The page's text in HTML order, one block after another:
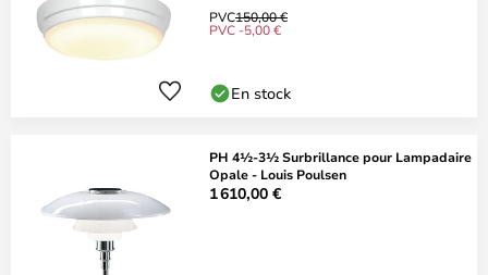
PVC150,00 €
PVC -5,00 €
En stock
PH 4½-3½ Surbrillance pour Lampadaire
Opale - Louis Poulsen
1 610,00 €